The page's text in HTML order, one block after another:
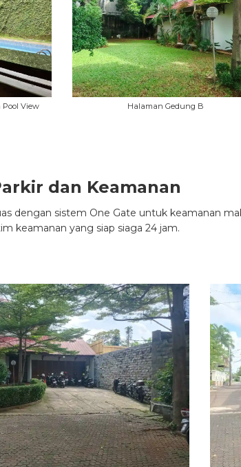
View Halaman Gedung B
dan Keamanan
dengan sistem One Gate untuk keamanan
keamanan yang siap siaga 24 jam.